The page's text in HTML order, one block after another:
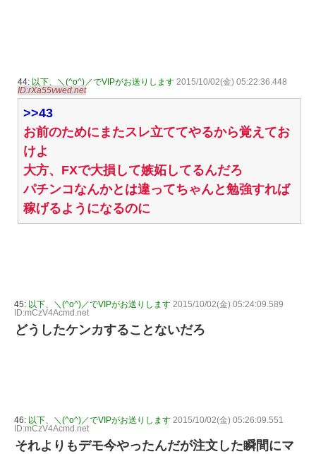
44: 以下、＼(^o^)／でVIPがお送りします 2015/10/02(金) 05:22:36.448
ID:rXa55vwed.net
>>43
お前のためにまたスレ立ててやるから覚えてお
けよ
大方、FXで大損して嫉妬してるんだろ
パチンコなんかとは違ってちゃんと勉強すれば
稼げるようになるのに
45: 以下、＼(^o^)／でVIPがお送りします 2015/10/02(金) 05:24:09.589
ID:mCzV4Acmd.net
どうしたケンカすることないだろ
46: 以下、＼(^o^)／でVIPがお送りします 2015/10/02(金) 05:26:09.551
ID:mCzV4Acmd.net
それよりもデモ今やったんだが注文した瞬間にマ